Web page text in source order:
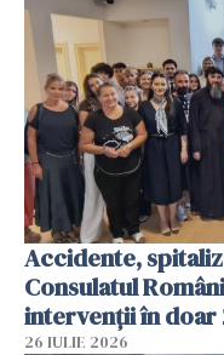
Accidente,
Consulatul
intervenții în doar
26 IULIE 2026